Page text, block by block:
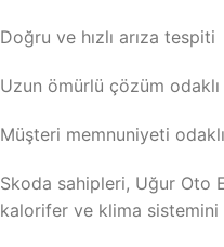
Doğru ve hızlı arıza tespiti
Uzun ömürlü çözüm
Müşteri memnuniyeti
Skoda sahipleri, Uğur Oto
kalorifer ve klima